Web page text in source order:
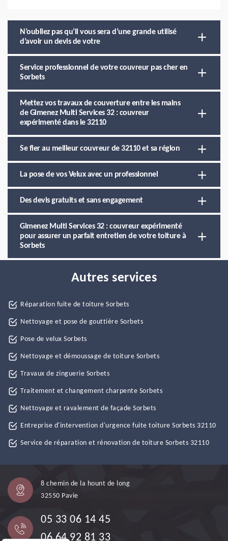
N’oubliez pas qu’il vous sera d’une grande utilisé
d’avoir un devis de votre
Service professionnel de votre couvreur pas cher en
Sorbets
Mettez vos travaux de couverture entre les mains
de Gimenez Multi Services 32 : couvreur
expérimenté dans le 32110
Se fier au meilleur couvreur de 32110 et sa région
La pose de vos Velux avec un professionnel
Des devis gratuits et sans engagement
Gimenez Multi Services 32 : couvreur expérimenté
pour assurer un parfait entretien de votre toiture à
Sorbets
Autres services
Réparation fuite de toiture Sorbets
Nettoyage et pose de gouttière Sorbets
Pose de velux Sorbets
Nettoyage et démoussage de toiture Sorbets
Travaux de zinguerie Sorbets
Traitement et changement charpente Sorbets
Nettoyage et ravalement de façade Sorbets
Entreprise d'intervention d'urgence fuite toiture Sorbets 32110
Service de réparation et rénovation de toiture Sorbets 32110
8 chemin de la hount de long
32550 Pavie
05 33 06 14 45
06 64 92 81 33